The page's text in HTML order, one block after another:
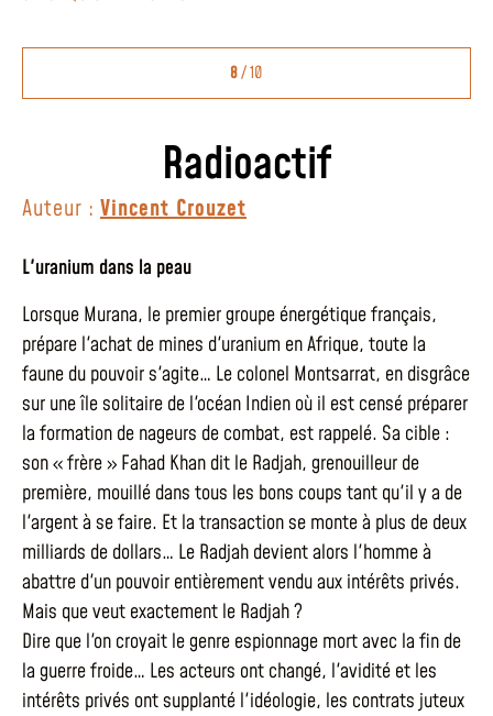
8/ 10
Radioactif
Auteur : Vincent Crouzet
L'uranium dans la peau
Lorsque Murana, le premier groupe énergétique français,
prépare l'achat de mines d'uranium en Afrique, toute la
faune du pouvoir s'agite… Le colonel Montsarrat, en disgrâce
sur une île solitaire de l'océan Indien où il est censé préparer
la formation de nageurs de combat, est rappelé. Sa cible :
son « frère » Fahad Khan dit le Radjah, grenouilleur de
première, mouillé dans tous les bons coups tant qu'il y a de
l'argent à se faire. Et la transaction se monte à plus de deux
milliards de dollars… Le Radjah devient alors l'homme à
abattre d'un pouvoir entièrement vendu aux intérêts privés.
Mais que veut exactement le Radjah ?
Dire que l'on croyait le genre espionnage mort avec la fin de
la guerre froide… Les acteurs ont changé, l'avidité et les
intérêts privés ont supplanté l'idéologie, les contrats juteux